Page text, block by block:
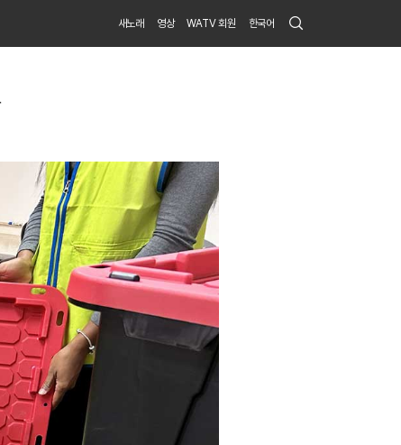
새노래 영상 WATV 회원 한국어 Search
Submit